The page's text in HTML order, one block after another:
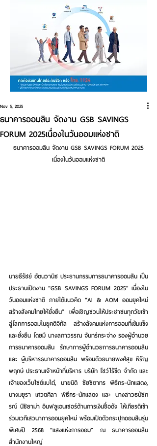
ธนาคารออมสิน จัดงาน GSB SAVINGS
FORUM 2025เนื่องในวันออมแห่งชาติ
Nov 5, 2025
ธนาคารออมสิน จัดงาน GSB SAVINGS FORUM 2025
เนื่องในวันออมแห่งชาติ
นายธีรัชย์ อัตนวานิช ประธานกรรมการธนาคารออมสิน เป็น
ประธานเปิดงาน “GSB SAVINGS FORUM 2025” เนื่องใน
วันออมแห่งชาติ ภายใต้แนวคิด “AI & AOM ออมยุคใหม่
สร้างสังคมไทยให้ยั่งยืน” เพื่อเชิญชวนให้ประชาชนทุกวัยเข้า
สู่โลกการออมในยุคดิจิทัล
สร้างสังคมแห่งการออมที่เข้มแข็ง
และยั่งยืน โดยมี นางลภาวรรณ จันทร์กระจ่าง รองผู้อำนวย
การธนาคารออมสิน รักษาการผู้อำนวยการธนาคารออมสิน
และ ผู้บริหารธนาคารออมสิน พร้อมด้วยนายพงศ์สุข หิรัญ
พฤกษ์ ประธานเจ้าหน้าที่บริหาร บริษัท โชว์ไร้ขีด จำกัด และ
เจ้าของเว็บไซต์แบไต๋, นายนิติ ชัยชิตาทร
นางมยุรา เศวตศิลา พิธีกร–นักแสดง และ นางสาวธนัชภ
รณ์ นิชิยาม่า อินฟลูเอนเซอร์ด้านการเงินชื่อดัง ให้เกียรติเข้า
ร่วมเวทีเสวนาการออมยุคใหม่ พร้อมเปิดตัวกระปุกออมสินรุ่น
พิเศษปี 2568 “แสงแห่งการออม” ณ ธนาคารออมสิน
สำนักงานใหญ่